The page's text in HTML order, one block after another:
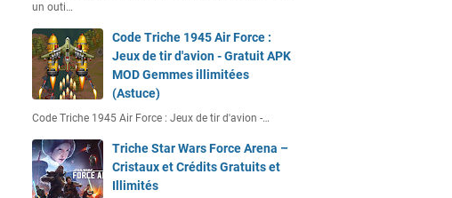
un outi…
Code Triche 1945 Air Force :
Jeux de tir d'avion - Gratuit APK
MOD Gemmes illimitées
(Astuce)
Code Triche 1945 Air Force : Jeux de tir d'avion -…
Triche Star Wars Force Arena –
Cristaux et Crédits Gratuits et
Illimités